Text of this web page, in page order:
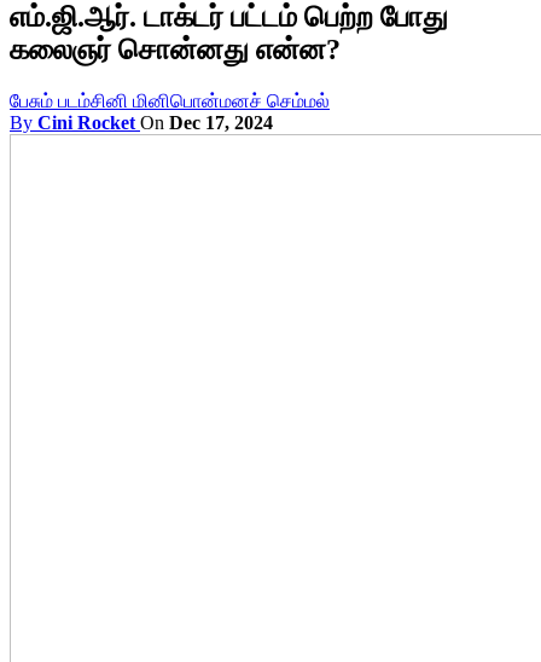
எம்.ஜி.ஆர். டாக்டர் பட்டம் பெற்ற போது
கலைஞர் சொன்னது என்ன?
பேசும் படம்சினி மினிபொன்மனச் செம்மல்
By Cini Rocket On Dec 17, 2024